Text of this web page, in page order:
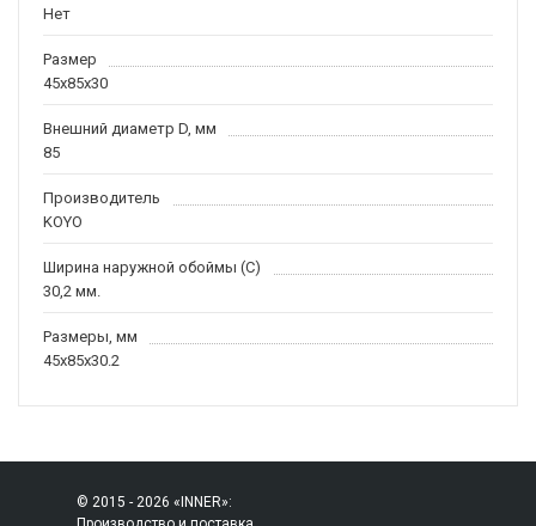
Нет
Размер
45x85x30
Внешний диаметр D, мм
85
Производитель
KOYO
Ширина наружной обоймы (C)
30,2 мм.
Размеры, мм
45x85x30.2
© 2015 - 2026 «INNER»: